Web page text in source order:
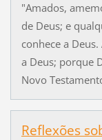
"Amados,
de Deus; e
conhece a
a Deus; porque
Novo
Reflexões